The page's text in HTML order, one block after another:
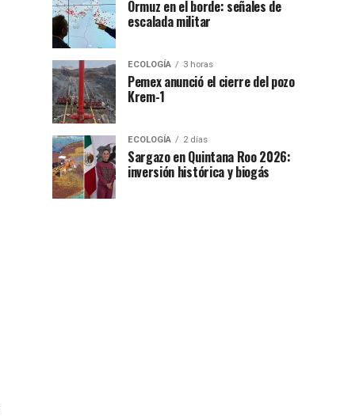
Ormuz en el borde: señales de
escalada militar
ECOLOGÍA 3 horas
Pemex anunció el cierre del pozo
Krem-1
ECOLOGÍA 2 días
Sargazo en Quintana Roo 2026:
inversión histórica y biogás